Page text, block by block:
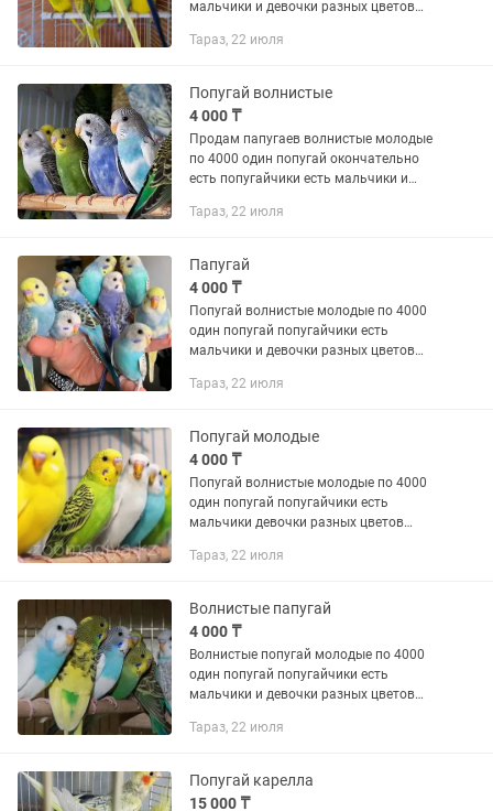
мальчики и девочки разных цветов
попугаев на продажу есть корм для
Тараз, 22 июля
Попугай волнистые
4 000 ₸
Продам папугаев волнистые молодые
по 4000 один попугай окончательно
есть попугайчики есть мальчики и
большой клетки для попугаев на
Тараз, 22 июля
Папугай
4 000 ₸
Попугай волнистые молодые по 4000
один попугай попугайчики есть
мальчики и девочки разных цветов
попугаев на продажу есть корм для
Тараз, 22 июля
Попугай молодые
4 000 ₸
Попугай волнистые молодые по 4000
один попугай попугайчики есть
мальчики девочки разных цветов
попугаев на продажу есть корма
есть...
Тараз, 22 июля
Волнистые папугай
4 000 ₸
Волнистые попугай молодые по 4000
один попугай попугайчики есть
мальчики и девочки разных цветов
попугаев на продажу есть корм для
Тараз, 22 июля
Попугай карелла
15 000 ₸